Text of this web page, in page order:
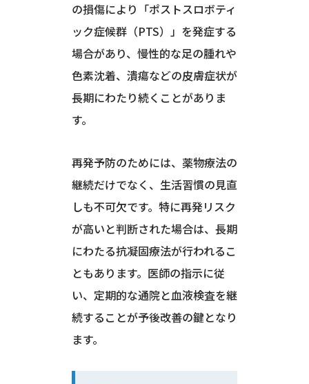
の損傷により「ポストスロボティ
ック症候群（PTS）」を発症する
場合があり、慢性的な足の腫れや
色素沈着、潰瘍などの皮膚症状が
長期にわたり続くことがありま
す。
再発予防のためには、薬物療法の
継続だけでなく、生活習慣の見直
しも不可欠です。特に再発リスク
が高いと判断された場合は、長期
にわたる抗凝固療法が行われるこ
ともあります。医師の指示に従
い、定期的な通院と血液検査を継
続することが予後改善の鍵となり
ます。